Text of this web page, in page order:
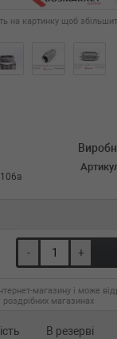
на картинку щоб
- +
магазину і може
роздрібних магазинах
В резерві